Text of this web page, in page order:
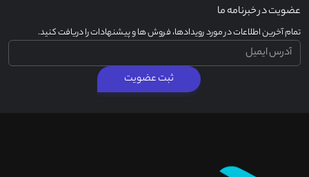
عضویت در خبرنامه ما
تمام آخرین اطلاعات در مورد رویدادها، فروش ها و پیشنهادات را دریافت کنید.
ثبت عضویت